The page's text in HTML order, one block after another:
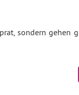
sondern gehen